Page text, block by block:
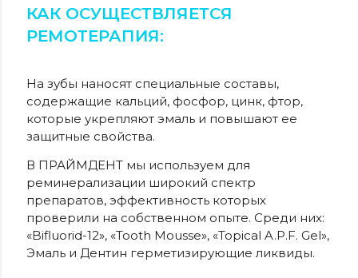
КАК ОСУЩЕСТВЛЯЕТСЯ
РЕМОТЕРАПИЯ:
На зубы наносят специальные составы,
содержащие кальций, фосфор, цинк, фтор,
которые укрепляют эмаль и повышают ее
защитные свойства.
В ПРАЙМДЕНТ мы используем для
реминерализации широкий спектр
препаратов, эффективность которых
проверили на собственном опыте. Среди них:
«Bifluorid-12», «Tooth Mousse», «Topical A.P.F. Gel»,
Эмаль и Дентин герметизирующие ликвиды.